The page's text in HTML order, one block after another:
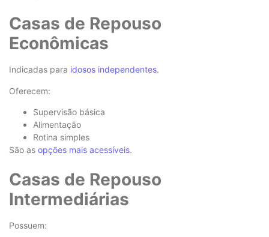
Casas de Repouso
Econômicas
Indicadas para idosos independentes.
Oferecem:
Supervisão básica
Alimentação
Rotina simples
São as opções mais acessíveis.
Casas de Repouso
Intermediárias
Possuem: